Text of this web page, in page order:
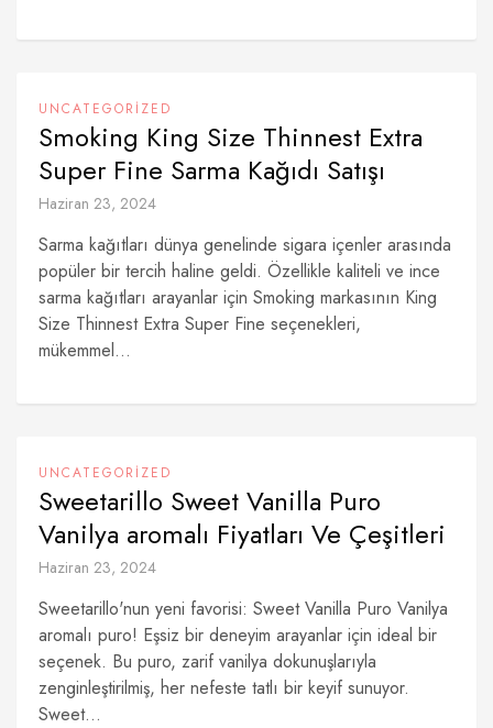
UNCATEGORIZED
Smoking King Size Thinnest Extra
Super Fine Sarma Kağıdı Satışı
Haziran 23, 2024
Sarma kağıtları dünya genelinde sigara içenler arasında
popüler bir tercih haline geldi. Özellikle kaliteli ve ince
sarma kağıtları arayanlar için Smoking markasının King
Size Thinnest Extra Super Fine seçenekleri,
mükemmel...
UNCATEGORIZED
Sweetarillo Sweet Vanilla Puro
Vanilya aromalı Fiyatları Ve Çeşitleri
Haziran 23, 2024
Sweetarillo'nun yeni favorisi: Sweet Vanilla Puro Vanilya
aromalı puro! Eşsiz bir deneyim arayanlar için ideal bir
seçenek. Bu puro, zarif vanilya dokunuşlarıyla
zenginleştirilmiş, her nefeste tatlı bir keyif sunuyor.
Sweet...